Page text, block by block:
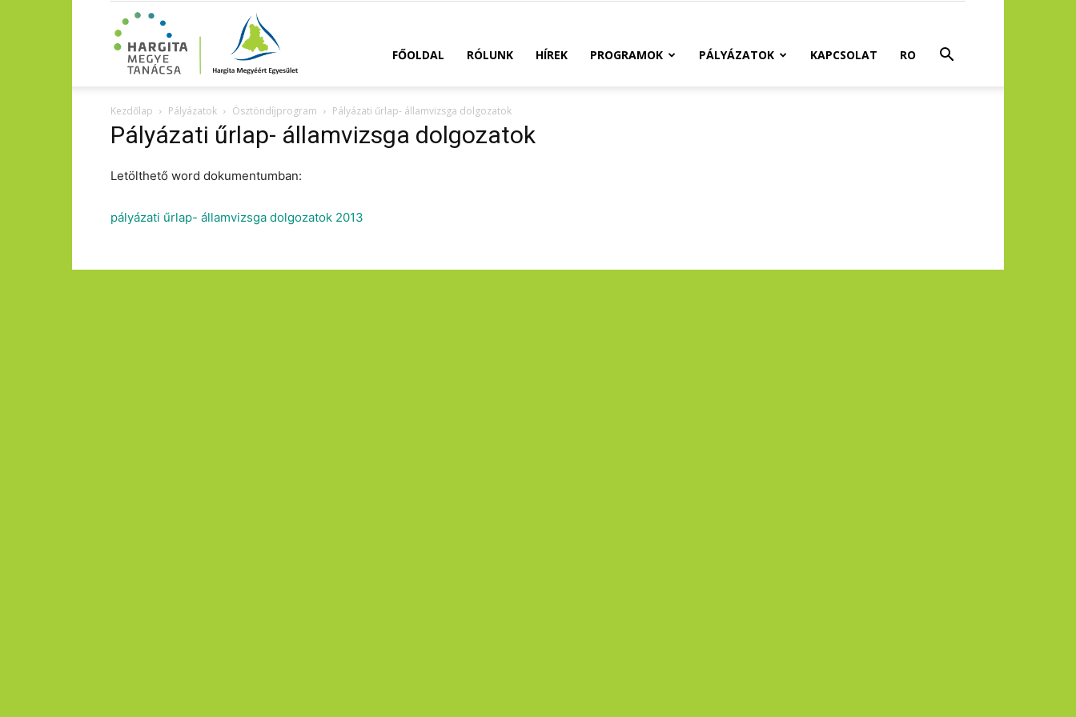
FŐOLDAL RÓLUNK HÍREK PROGRAMOK PÁLYÁZATOK KAPCSOLAT RO
Kezdőlap Pályázatok Ösztöndíjprogram Pályázati űrlap- államvizsga dolgozatok
Pályázati űrlap- államvizsga dolgozatok
Letölthető word dokumentumban:
pályázati űrlap- államvizsga dolgozatok 2013